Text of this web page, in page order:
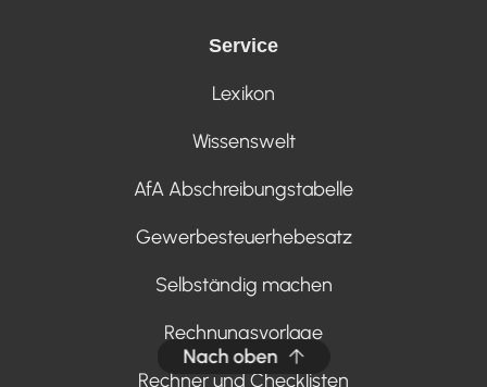
Service
Lexikon
Wissenswelt
AfA Abschreibungstabelle
Gewerbesteuerhebesatz
Selbständig machen
Rechnungsvorlage
Rechner und Checklisten
Nach oben